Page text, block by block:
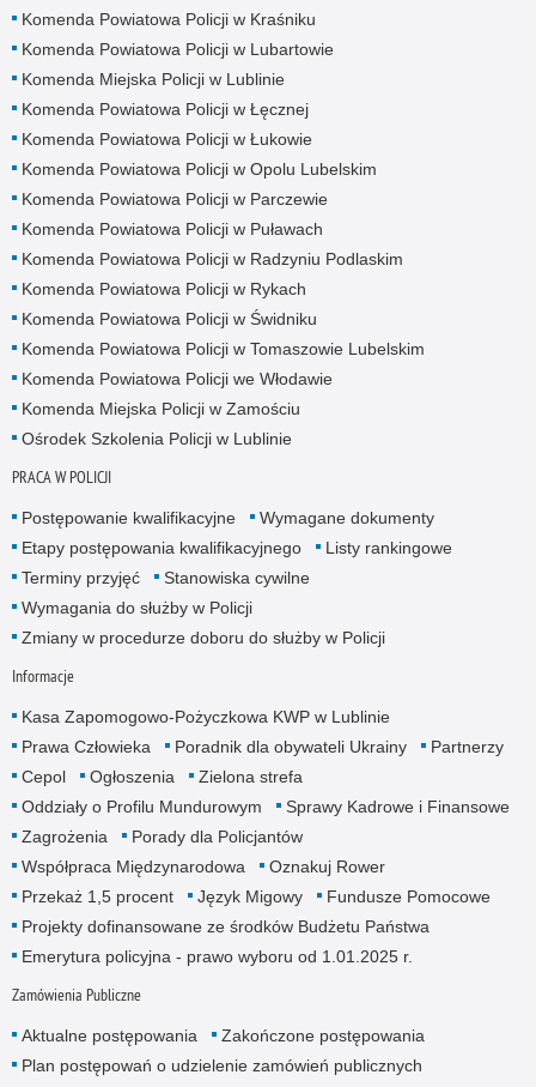
Komenda Powiatowa Policji w Kraśniku
Komenda Powiatowa Policji w Lubartowie
Komenda Miejska Policji w Lublinie
Komenda Powiatowa Policji w Łęcznej
Komenda Powiatowa Policji w Łukowie
Komenda Powiatowa Policji w Opolu Lubelskim
Komenda Powiatowa Policji w Parczewie
Komenda Powiatowa Policji w Puławach
Komenda Powiatowa Policji w Radzyniu Podlaskim
Komenda Powiatowa Policji w Rykach
Komenda Powiatowa Policji w Świdniku
Komenda Powiatowa Policji w Tomaszowie Lubelskim
Komenda Powiatowa Policji we Włodawie
Komenda Miejska Policji w Zamościu
Ośrodek Szkolenia Policji w Lublinie
PRACA W POLICJI
Postępowanie kwalifikacyjne
Wymagane dokumenty
Etapy postępowania kwalifikacyjnego
Listy rankingowe
Terminy przyjęć
Stanowiska cywilne
Wymagania do służby w Policji
Zmiany w procedurze doboru do służby w Policji
Informacje
Kasa Zapomogowo-Pożyczkowa KWP w Lublinie
Prawa Człowieka
Poradnik dla obywateli Ukrainy
Partnerzy
Cepol
Ogłoszenia
Zielona strefa
Oddziały o Profilu Mundurowym
Sprawy Kadrowe i Finansowe
Zagrożenia
Porady dla Policjantów
Współpraca Międzynarodowa
Oznakuj Rower
Przekaż 1,5 procent
Język Migowy
Fundusze Pomocowe
Projekty dofinansowane ze środków Budżetu Państwa
Emerytura policyjna - prawo wyboru od 1.01.2025 r.
Zamówienia Publiczne
Aktualne postępowania
Zakończone postępowania
Plan postępowań o udzielenie zamówień publicznych